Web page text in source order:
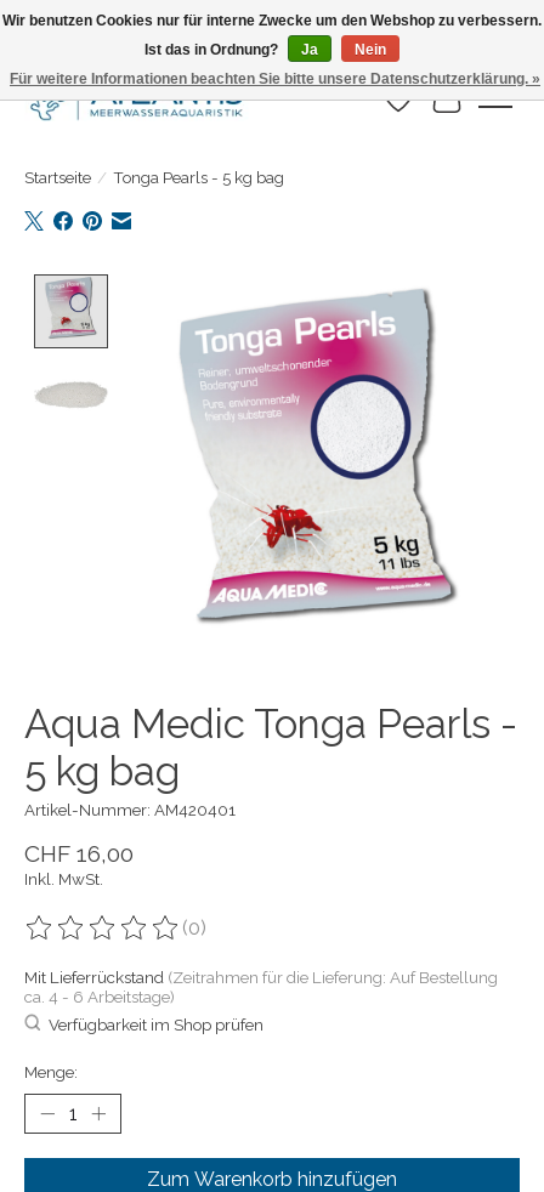
Täglicher Versand. Bestelle bis 15.00 Uhr
Wunschzettel
Ihr
Startseite / Tonga Pearls - 5 kg bag
Product image slideshow Items
Aqua Medic Tonga Pearls -
5 kg bag
Artikel-Nummer: AM420401
CHF 16,00
Inkl. MwSt.
Die Bewertung dieses Produkts ist
(0)
Mit Lieferrückstand (Zeitrahmen für die Lieferung: Auf Bestellung
ca. 4 - 6 Arbeitstage)
Verfügbarkeit im Shop prüfen
Menge:
Zum Warenkorb hinzufügen
Wir benutzen Cookies nur für interne Zwecke um den Webshop zu verbessern.
Ist das in Ordnung?
Ja
Nein
Für weitere Informationen beachten Sie bitte unsere Datenschutzerklärung. »